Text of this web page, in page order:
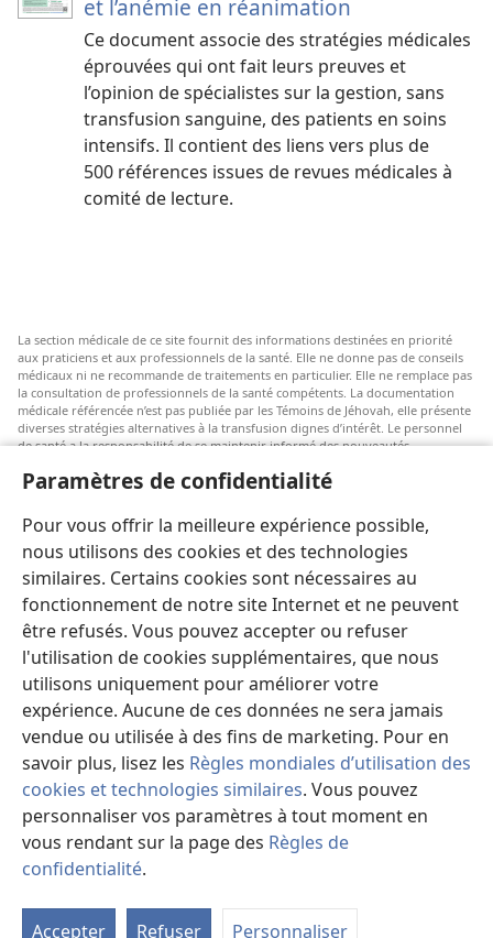
Paramètres de confidentialité
Pour vous offrir la meilleure expérience possible,
nous utilisons des cookies et des technologies
similaires. Certains cookies sont nécessaires au
fonctionnement de notre site Internet et ne peuvent
être refusés. Vous pouvez accepter ou refuser
l'utilisation de cookies supplémentaires, que nous
utilisons uniquement pour améliorer votre
expérience. Aucune de ces données ne sera jamais
vendue ou utilisée à des fins de marketing. Pour en
savoir plus, lisez les Règles mondiales d’utilisation des
cookies et technologies similaires. Vous pouvez
personnaliser vos paramètres à tout moment en
vous rendant sur la page des Règles de
confidentialité.
Accepter Refuser Personnaliser
et l’anémie en réanimation
Ce document associe des stratégies médicales
éprouvées qui ont fait leurs preuves et
l’opinion de spécialistes sur la gestion, sans
transfusion sanguine, des patients en soins
intensifs. Il contient des liens vers plus de
500 références issues de revues médicales à
comité de lecture.
La section médicale de ce site fournit des informations destinées en priorité
aux praticiens et aux professionnels de la santé. Elle ne donne pas de conseils
médicaux ni ne recommande de traitements en particulier. Elle ne remplace pas
la consultation de professionnels de la santé compétents. La documentation
médicale référencée n’est pas publiée par les Témoins de Jéhovah, elle présente
diverses stratégies alternatives à la transfusion dignes d’intérêt. Le personnel
de santé a la responsabilité de se maintenir informé des nouveautés
à faire des choix selon leur état de santé, leurs souhaits, leurs valeurs et leurs
acceptées par tous.
Patients : Consultez systématiquement votre médecin, ou tout autre
professionnel de la santé qualifié, pour être conseillé par rapport à un
problème médical ou à un traitement. Adressez-vous à un médecin si vous
pensez être malade.
L’utilisation de ce site est régie par les conditions d’utilisation.
Paramètres d'apparence
Copyright© 2026 Watch Tower Bible and Tract Society of Pennsylvania.
CONDITIONS D’UTILISATION
PARAMÈTRES DE CONFIDENTIALITÉ